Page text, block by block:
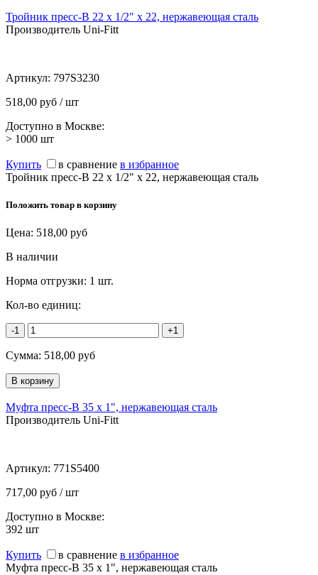
Тройник пресс-В 22 х 1/2" х 22, нержавеющая сталь
Производитель Uni-Fitt
Артикул: 797S3230
518,00 руб / шт
Доступно в Москве:
> 1000 шт
Купить в сравнение в избранное
Тройник пресс-В 22 х 1/2" х 22, нержавеющая сталь
Положить товар в корзину
Цена: 518,00 руб
В наличии
Норма отгрузки: 1 шт.
Кол-во единиц:
-1 +1
Сумма: 518,00 руб
Муфта пресс-В 35 х 1", нержавеющая сталь
Производитель Uni-Fitt
Артикул: 771S5400
717,00 руб / шт
Доступно в Москве:
392 шт
Купить в сравнение в избранное
Муфта пресс-В 35 х 1", нержавеющая сталь